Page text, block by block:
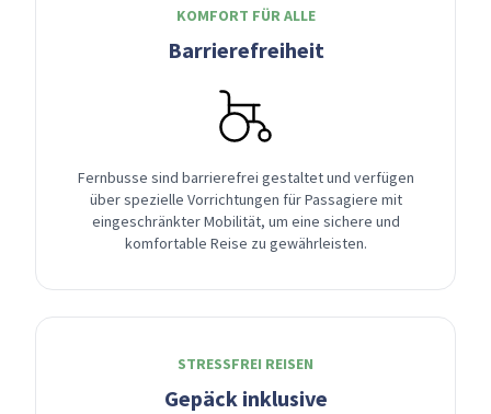
KOMFORT FÜR ALLE
Barrierefreiheit
Fernbusse sind barrierefrei gestaltet und verfügen
über spezielle Vorrichtungen für Passagiere mit
eingeschränkter Mobilität, um eine sichere und
komfortable Reise zu gewährleisten.
STRESSFREI REISEN
Gepäck inklusive